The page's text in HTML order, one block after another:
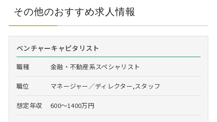
その他のおすすめ求人情報
ベンチャーキャピタリスト
職種 金融・不動産系スペシャリスト
職位 マネージャー／ディレクター,スタッフ
想定年収 600～1400万円